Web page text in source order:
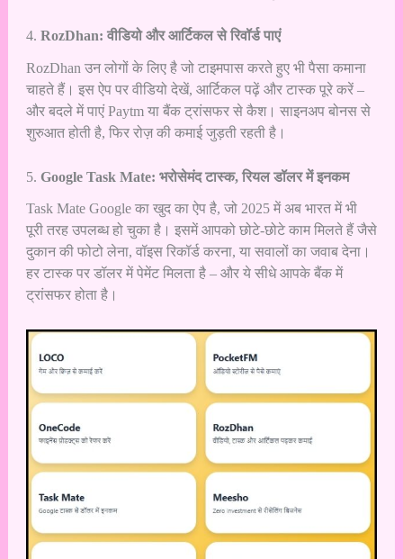
4. RozDhan: वीडियो और आर्टिकल से रिवॉर्ड पाएं
RozDhan उन लोगों के लिए है जो टाइमपास करते हुए भी पैसा कमाना
चाहते हैं। इस ऐप पर वीडियो देखें, आर्टिकल पढ़ें और टास्क पूरे करें –
और बदले में पाएं Paytm या बैंक ट्रांसफर से कैश। साइनअप बोनस से
शुरुआत होती है, फिर रोज़ की कमाई जुड़ती रहती है।
5. Google Task Mate: भरोसेमंद टास्क, रियल डॉलर में इनकम
Task Mate Google का खुद का ऐप है, जो 2025 में अब भारत में भी
पूरी तरह उपलब्ध हो चुका है। इसमें आपको छोटे-छोटे काम मिलते हैं जैसे
दुकान की फोटो लेना, वॉइस रिकॉर्ड करना, या सवालों का जवाब देना।
हर टास्क पर डॉलर में पेमेंट मिलता है – और ये सीधे आपके बैंक में
ट्रांसफर होता है।